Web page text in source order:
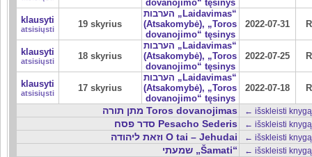
dovanojimo“ tęsinys
klausyti
atsisiųsti 19 skyrius
הערבות „Laidavimas“
(Atsakomybė), „Toros
dovanojimo“ tęsinys
2022-07-31
klausyti
atsisiųsti 18 skyrius
הערבות „Laidavimas“
(Atsakomybė), „Toros
dovanojimo“ tęsinys
2022-07-25
klausyti
atsisiųsti 17 skyrius
הערבות „Laidavimas“
(Atsakomybė), „Toros
dovanojimo“ tęsinys
2022-07-18
מתן תורה Toros dovanojimas ← išskleisti knygą
סדר פסח Pesacho Sederis ← išskleisti knygą
וזאת ליהודה O tai – Jehudai ← išskleisti knygą
שמעתי „Šamati“ ← išskleisti knygą